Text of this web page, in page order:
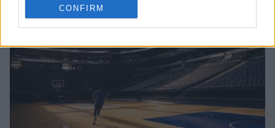
CONFIRM